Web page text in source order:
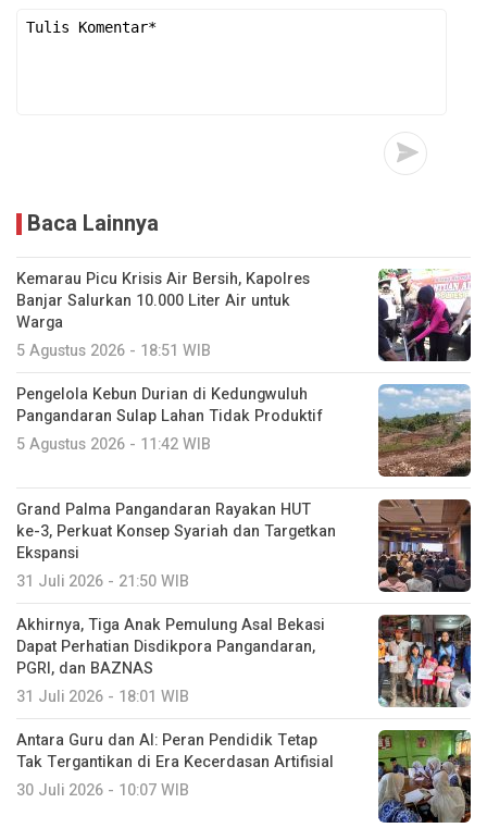
Baca Lainnya
Kemarau Picu Krisis Air Bersih, Kapolres
Banjar Salurkan 10.000 Liter Air untuk
Warga
5 Agustus 2026 - 18:51 WIB
Pengelola Kebun Durian di Kedungwuluh
Pangandaran Sulap Lahan Tidak Produktif ‎
5 Agustus 2026 - 11:42 WIB
Grand Palma Pangandaran Rayakan HUT
ke-3, Perkuat Konsep Syariah dan Targetkan
Ekspansi
31 Juli 2026 - 21:50 WIB
Akhirnya, Tiga Anak Pemulung Asal Bekasi
Dapat Perhatian Disdikpora Pangandaran,
PGRI, dan BAZNAS
31 Juli 2026 - 18:01 WIB
Antara Guru dan AI: Peran Pendidik Tetap
Tak Tergantikan di Era Kecerdasan Artifisial
30 Juli 2026 - 10:07 WIB